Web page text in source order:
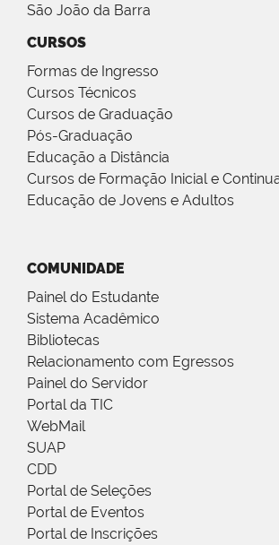
São João da Barra
CURSOS
Formas de Ingresso
Cursos Técnicos
Cursos de Graduação
Pós-Graduação
Educação a Distância
Cursos de Formação Inicial e
Educação de Jovens e Adultos
COMUNIDADE
Painel do Estudante
Sistema Acadêmico
Bibliotecas
Relacionamento com Egressos
Painel do Servidor
Portal da TIC
WebMail
SUAP
CDD
Portal de Seleções
Portal de Eventos
Portal de Inscrições